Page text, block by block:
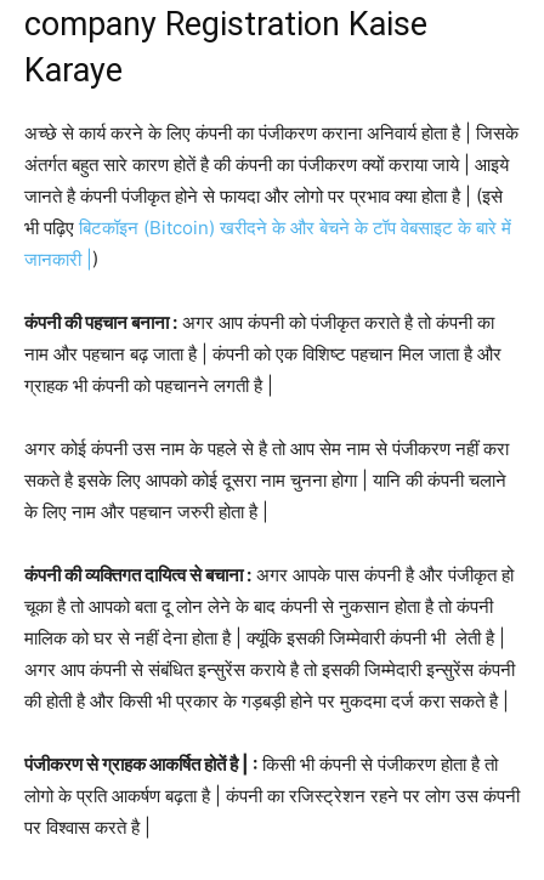
company Registration Kaise
Karaye
अच्छे से कार्य करने के लिए कंपनी का पंजीकरण कराना अनिवार्य होता है | जिसके
अंतर्गत बहुत सारे कारण होतें है की कंपनी का पंजीकरण क्यों कराया जाये | आइये
जानते है कंपनी पंजीकृत होने से फायदा और लोगो पर प्रभाव क्या होता है | (इसे
भी पढ़िएबिटकॉइन (Bitcoin) खरीदने के और बेचने के टॉप वेबसाइट के बारे में
जानकारी | )
कंपनी की पहचान बनाना : अगर आप कंपनी को पंजीकृत कराते है तो कंपनी का
नाम और पहचान बढ़ जाता है | कंपनी को एक विशिष्ट पहचान मिल जाता है और
ग्राहक भी कंपनी को पहचानने लगती है |
अगर कोई कंपनी उस नाम के पहले से है तो आप सेम नाम से पंजीकरण नहीं करा
सकते है इसके लिए आपको कोई दूसरा नाम चुनना होगा | यानि की कंपनी चलाने
के लिए नाम और पहचान जरुरी होता है |
कंपनी की व्यक्तिगत दायित्व से बचाना : अगर आपके पास कंपनी है और पंजीकृत हो
चूका है तो आपको बता दू लोन लेने के बाद कंपनी से नुकसान होता है तो कंपनी
मालिक को घर से नहीं देना होता है | क्यूंकि इसकी जिम्मेवारी कंपनी भी लेती है |
अगर आप कंपनी से संबंधित इन्सुरेंस कराये है तो इसकी जिम्मेदारी इन्सुरेंस कंपनी
की होती है और किसी भी प्रकार के गड़बड़ी होने पर मुकदमा दर्ज करा सकते है |
पंजीकरण से ग्राहक आकर्षित होतें है | :किसी भी कंपनी से पंजीकरण होता है तो
लोगो के प्रति आकर्षण बढ़ता है | कंपनी का रजिस्ट्रेशन रहने पर लोग उस कंपनी
पर विश्वास करते है |